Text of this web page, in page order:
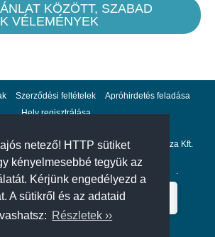
netező! HTTP sütiket
kényelmesebbé tegyük az
Kérjünk engedélyezd a
A sütikről és az adataid
Részletek ››
KÖZÖTT, SZABAD
VÉLEMÉNYEK
Szerződési feltételek
Apróhirdetés feladása
Hely regisztrálása
A hahohajo.hu kiadója a GlobalPlaza Kft.
bankkártyás fizetési partnere az .